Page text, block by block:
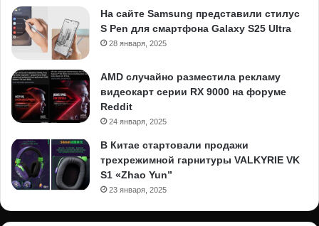
На сайте Samsung представили стилус
S Pen для смартфона Galaxy S25 Ultra
28 января, 2025
AMD случайно разместила рекламу
видеокарт серии RX 9000 на форуме
Reddit
24 января, 2025
В Китае стартовали продажи
трехрежимной гарнитуры VALKYRIE VK
S1 «Zhao Yun”
23 января, 2025